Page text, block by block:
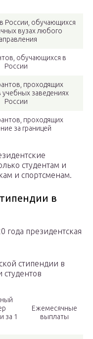
России, обучающихся
вузах любого
обучающихся в
России
проходящих
учебных заведениях
России
проходящих
за границей
студентам и
и спортсменам.
в
года президентская
стипендии в
студентов
за 1
Ежемесячные
выплаты